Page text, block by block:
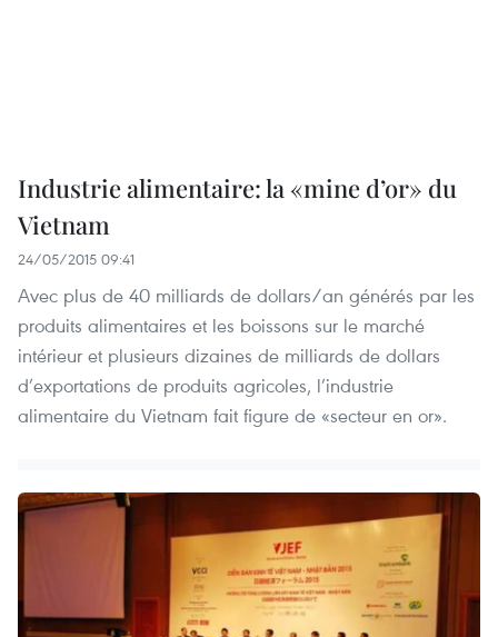
Industrie alimentaire: la «mine d’or» du
Vietnam
24/05/2015 09:41
Avec plus de 40 milliards de dollars/an générés par les
produits alimentaires et les boissons sur le marché
intérieur et plusieurs dizaines de milliards de dollars
d’exportations de produits agricoles, l’industrie
alimentaire du Vietnam fait figure de «secteur en or».